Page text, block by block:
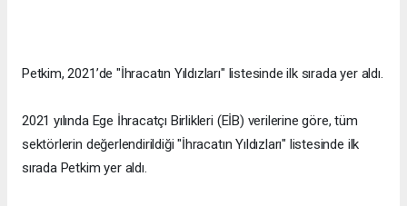
Petkim, 2021’de "İhracatın Yıldızları" listesinde ilk sırada yer aldı.
2021 yılında Ege İhracatçı Birlikleri (EİB) verilerine göre, tüm
sektörlerin değerlendirildiği "İhracatın Yıldızları" listesinde ilk
sırada Petkim yer aldı.